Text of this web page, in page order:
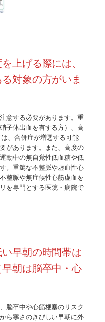
上げる際には、
対象の方がいま
意する必要があります。重
子体出血を有する方）、高
、合併症が増悪する可能
があります。また、高度の
動中の無自覚性低血糖や低
。重篤な不整脈や虚血性心
整脈や無症候性心筋虚血を
を専門とする医院・病院で
早朝の時間帯は
朝は脳卒中・心
脳卒中や心筋梗塞のリスク
ら寒さのきびしい早朝に外